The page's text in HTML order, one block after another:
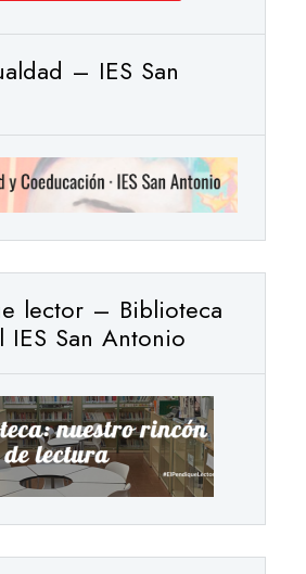
– IES San
lector – Biblioteca
IES San Antonio